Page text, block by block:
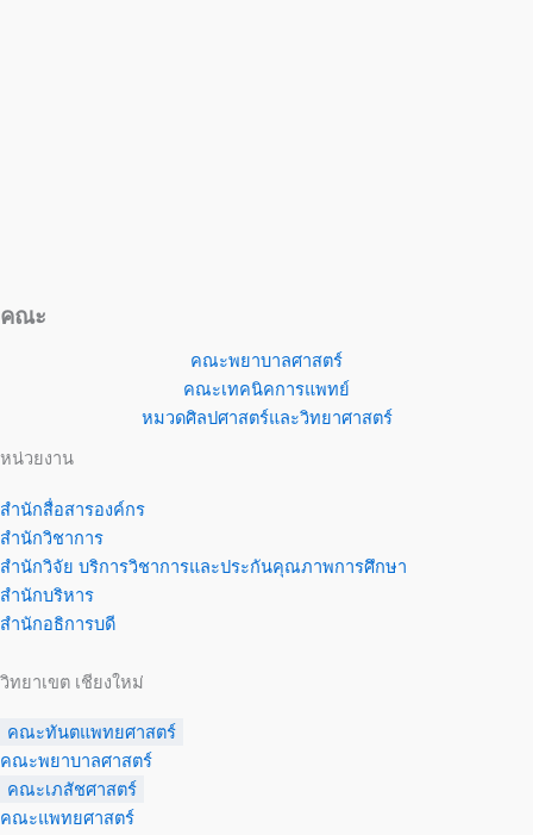
คณะ
คณะพยาบาลศาสตร์
คณะเทคนิคการแพทย์
หมวดศิลปศาสตร์และวิทยาศาสตร์
หน่วยงาน
สำนักสื่อสารองค์กร
สำนักวิชาการ
สำนักวิจัย บริการวิชาการและประกันคุณภาพการศึกษา
สำนักบริหาร
สำนักอธิการบดี
วิทยาเขต เชียงใหม่
คณะทันตแพทยศาสตร์
คณะพยาบาลศาสตร์
คณะเภสัชศาสตร์
คณะแพทยศาสตร์